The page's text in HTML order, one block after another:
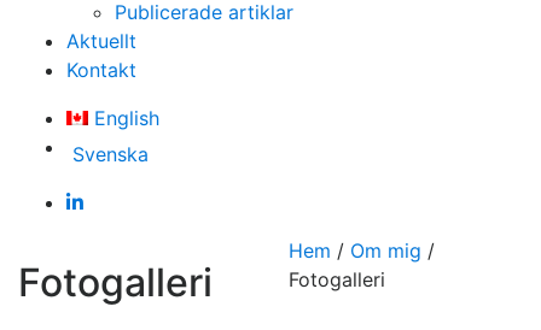
Publicerade artiklar
Aktuellt
Kontakt
English
Svenska
Fotogalleri
Hem / Om mig /
Fotogalleri